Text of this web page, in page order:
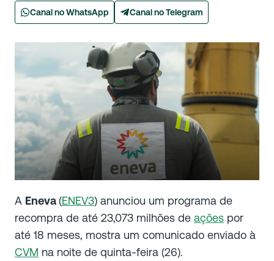
Canal no WhatsApp Canal no Telegram
A Eneva(ENEV3) anunciou um programa de
recompra de até 23,073 milhões de ações por
até 18 meses, mostra um comunicado enviado à
CVM na noite de quinta-feira (26).